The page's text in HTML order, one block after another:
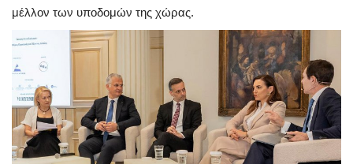
μέλλον των υποδομών της χώρας.